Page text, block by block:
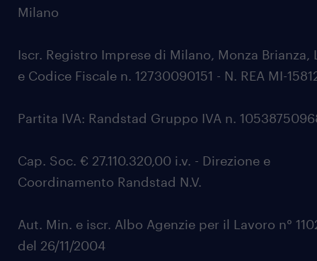
Milano
Iscr. Registro Imprese di Milano, Monza Brianza,
e Codice Fiscale n. 12730090151 - N. REA MI-
Partita IVA: Randstad Gruppo IVA n.
Cap. Soc. € 27.110.320,00 i.v. - Direzione e
Coordinamento Randstad N.V.
Aut. Min. e iscr. Albo Agenzie per il Lavoro n°
del 26/11/2004